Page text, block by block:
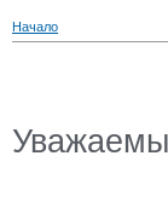
Начало